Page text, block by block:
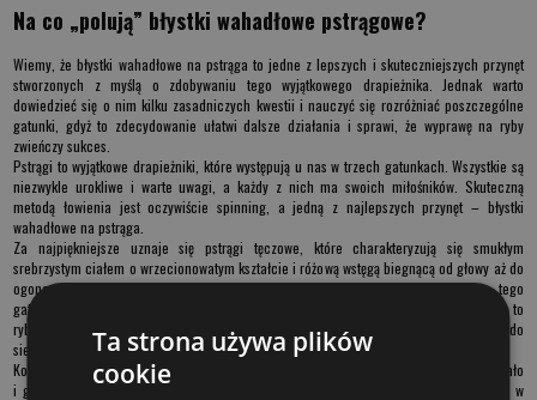
Na co „polują” błystki wahadłowe pstrągowe?
Wiemy, że błystki wahadłowe na pstrągato jedne z lepszych i skuteczniejszych przynęt
stworzonych z myślą o zdobywaniu tego wyjątkowego drapieżnika. Jednak warto
dowiedzieć się o nim kilku zasadniczych kwestii i nauczyć się rozróżniać poszczególne
gatunki, gdyż to zdecydowanie ułatwi dalsze działania i sprawi, że wyprawę na ryby
zwieńczy sukces.
Pstrągi to wyjątkowe drapieżniki, które występują u nas w trzech gatunkach. Wszystkie są
niezwykle urokliwe i warte uwagi, a każdy z nich ma swoich miłośników. Skuteczną
metodą łowienia jest oczywiście spinning, a jedną z najlepszych przynęt – błystki
wahadłowe na pstrąga
Za najpiękniejsze uznaje się pstrągi tęczowe, które charakteryzują się smukłym
srebrzystym ciałem o wrzecionowatym kształcie i różową wstęgą biegnącą od głowy aż do
ogona. Wstęga ta mieni się kolorami tęczy, od tego właśnie pochodzi nazwa tego
gatunku. Występują one zarówno w stawach, jeziorach, jak i rzekach, jednak zawsze są to
ryby hodowlane, a najlepszy czas na ich łowienie przypada w okresie od maja do
sierpnia.
Kolejny gatunek to pstrąg potokowy, zwany również kropkiem. Ma smukłe wydłużone ciało
i grzbiet w kolorze szarym ze srebrzystymi bokami, w całości jest pokryty kropkami w
Ta strona używa plików
cookie